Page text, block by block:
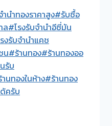
นำทองราคาสูง#รับซื้อ
ล#โรงรับจำนำอีซี่มัน
งรับจำนำแคช
น#ร้านทอง#ร้านทองออ
รับ
นทองในห้าง#ร้านทอง
ครับ